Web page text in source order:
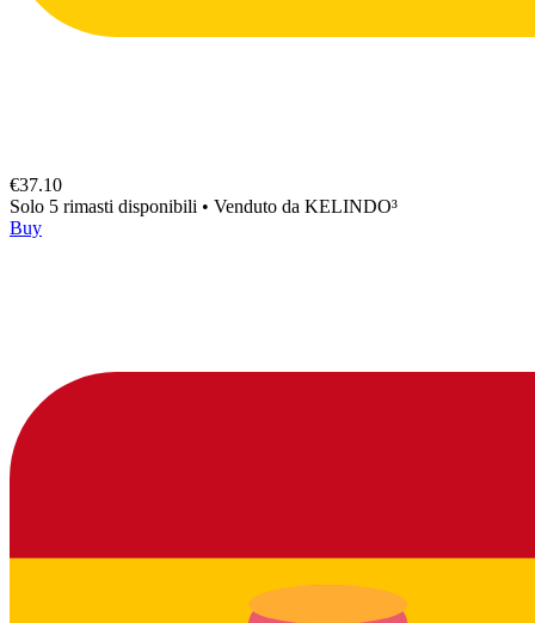
€37.10
Solo 5 rimasti disponibili • Venduto da KELINDO³
Buy